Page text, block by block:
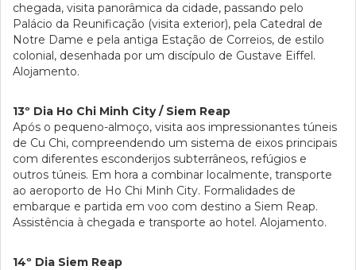
chegada, visita panorâmica da cidade, passando pelo
Palácio da Reunificação (visita exterior), pela Catedral de
Notre Dame e pela antiga Estação de Correios, de estilo
colonial, desenhada por um discípulo de Gustave Eiffel.
Alojamento.
13º Dia Ho Chi Minh City / Siem Reap
Após o pequeno-almoço, visita aos impressionantes túneis
de Cu Chi, compreendendo um sistema de eixos principais
com diferentes esconderijos subterrâneos, refúgios e
outros túneis. Em hora a combinar localmente, transporte
ao aeroporto de Ho Chi Minh City. Formalidades de
embarque e partida em voo com destino a Siem Reap.
Assistência à chegada e transporte ao hotel. Alojamento.
14º Dia Siem Reap